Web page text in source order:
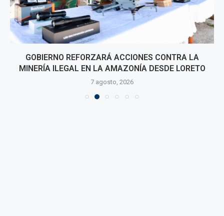
GOBIERNO REFORZARÁ ACCIONES CONTRA LA
MINERÍA ILEGAL EN LA AMAZONÍA DESDE LORETO
7 agosto, 2026